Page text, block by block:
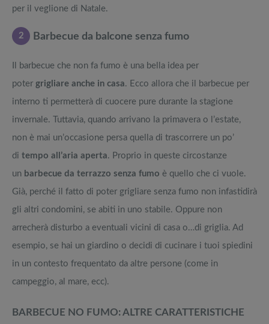
per il veglione di Natale.
2 Barbecue da balcone senza fumo
Il barbecue che non fa fumo è una bella idea per
poter grigliare anche in casa. Ecco allora che il barbecue per
interno ti permetterà di cuocere pure durante la stagione
invernale. Tuttavia, quando arrivano la primavera o l’estate,
non è mai un’occasione persa quella di trascorrere un po’
di tempo all’aria aperta. Proprio in queste circostanze
un barbecue da terrazzo senza fumo è quello che ci vuole.
Già, perché il fatto di poter grigliare senza fumo non infastidirà
gli altri condomini, se abiti in uno stabile. Oppure non
arrecherà disturbo a eventuali vicini di casa o…di griglia. Ad
esempio, se hai un giardino o decidi di cucinare i tuoi spiedini
in un contesto frequentato da altre persone (come in
campeggio, al mare, ecc).
BARBECUE NO FUMO: ALTRE CARATTERISTICHE